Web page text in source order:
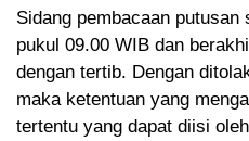
Sidang pembacaan
pukul 09.00 WIB dan
dengan tertib. Dengan
maka ketentuan yang
tertentu yang dapat diisi